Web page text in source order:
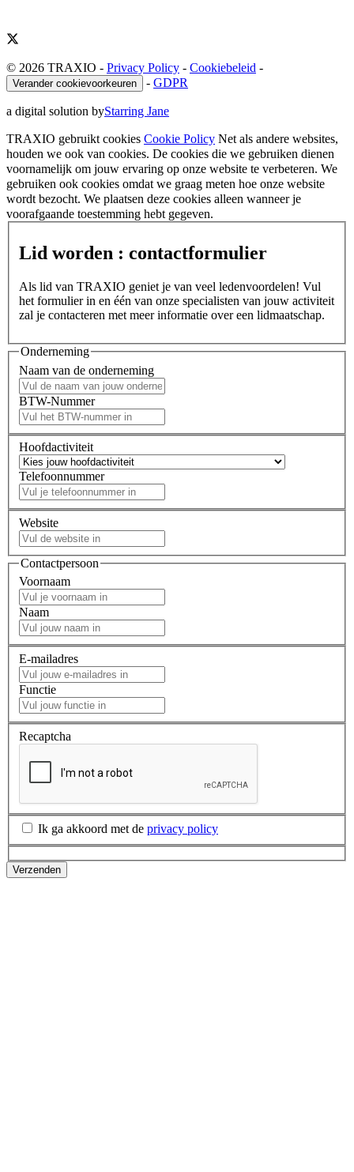
© 2026 TRAXIO - Privacy Policy - Cookiebeleid -
Verander cookievoorkeuren - GDPR
a digital solution byStarring Jane
TRAXIO gebruikt cookies Cookie Policy Net als andere websites,
houden we ook van cookies. De cookies die we gebruiken dienen
voornamelijk om jouw ervaring op onze website te verbeteren. We
gebruiken ook cookies omdat we graag meten hoe onze website
wordt bezocht. We plaatsen deze cookies alleen wanneer je
voorafgaande toestemming hebt gegeven.
Lid worden : contactformulier
Als lid van TRAXIO geniet je van veel ledenvoordelen! Vul
het formulier in en één van onze specialisten van jouw activiteit
zal je contacteren met meer informatie over een lidmaatschap.
Onderneming
Naam van de onderneming
BTW-Nummer
Hoofdactiviteit
Telefoonnummer
Website
Contactpersoon
Voornaam
Naam
E-mailadres
Functie
Recaptcha
Ik ga akkoord met de privacy policy